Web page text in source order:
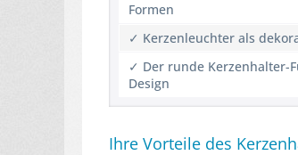
Formen
✓ Kerzenleuchter als
✓ Der runde Kerzenhalter-
Design
Ihre Vorteile des